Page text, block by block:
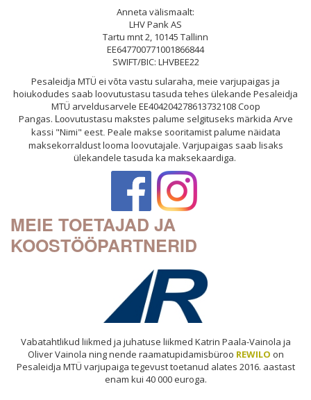
Anneta välismaalt:
LHV Pank AS
Tartu mnt 2, 10145 Tallinn
EE647700771001866844
SWIFT/BIC: LHVBEE22
Pesaleidja MTÜ ei võta vastu sularaha, meie varjupaigas ja
hoiukodudes saab loovutustasu tasuda tehes ülekande Pesaleidja
MTÜ arveldusarvele EE404204278613732108 Coop
Pangas. Loovutustasu makstes palume selgituseks märkida Arve
kassi "Nimi" eest. Peale makse sooritamist palume näidata
maksekorraldust looma loovutajale. Varjupaigas saab lisaks
ülekandele tasuda ka maksekaardiga.
MEIE TOETAJAD JA
KOOSTÖÖPARTNERID
Vabatahtlikud liikmed ja juhatuse liikmed Katrin Paala-Vainola ja
Oliver Vainola ning nende raamatupidamisbüroo REWILO on
Pesaleidja MTÜ varjupaiga tegevust toetanud alates 2016. aastast
enam kui 40 000 euroga.